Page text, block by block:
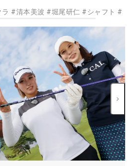
#清本美波 #堀尾研仁 # シャフト #